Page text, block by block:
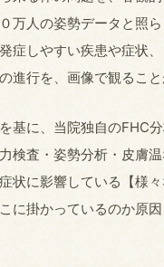
万人の姿勢データと照
症しやすい疾患や症状
進行を、画像で観ること
基に、当院独自のFHC
検査・姿勢分析・皮膚
状に影響している【様々
に掛かっているのか原